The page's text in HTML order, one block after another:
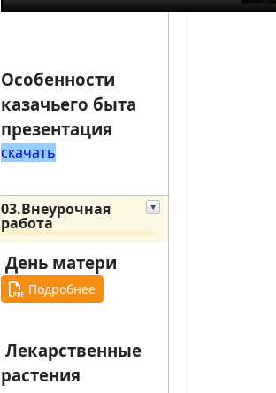
Особенности
казачьего быта
презентация
скачать
03.Внеурочная
работа
День матери
Подробнее
Лекарственные
растения